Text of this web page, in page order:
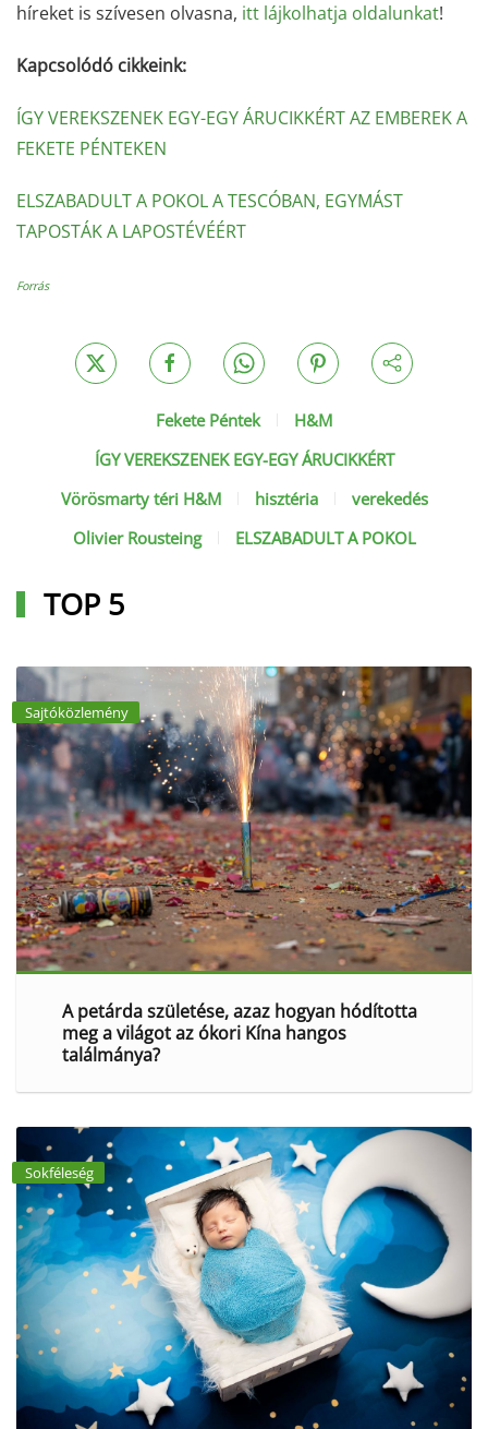
híreket is szívesen olvasna, itt lájkolhatja oldalunkat!
Kapcsolódó cikkeink:
ÍGY VEREKSZENEK EGY-EGY ÁRUCIKKÉRT AZ EMBEREK A
FEKETE PÉNTEKEN
ELSZABADULT A POKOL A TESCÓBAN, EGYMÁST
TAPOSTÁK A LAPOSTÉVÉÉRT
Forrás
Fekete Péntek
H&M
ÍGY VEREKSZENEK EGY-EGY ÁRUCIKKÉRT
Vörösmarty téri H&M
hisztéria
verekedés
Olivier Rousteing
ELSZABADULT A POKOL
TOP 5
Sajtóközlemény
A petárda születése, azaz hogyan hódította
meg a világot az ókori Kína hangos
találmánya?
Sokféleség